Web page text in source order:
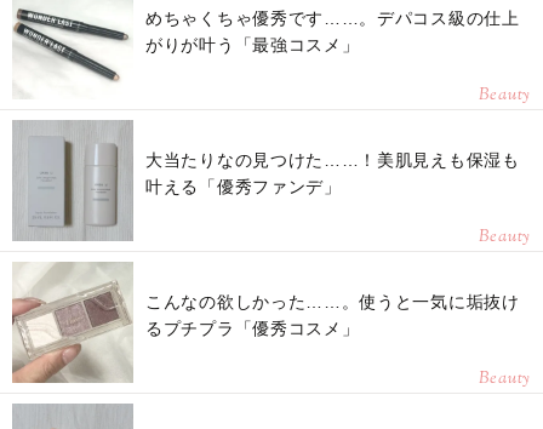
めちゃくちゃ優秀です……。デパコス級の仕上
がりが叶う「最強コスメ」
Beauty
大当たりなの見つけた……！美肌見えも保湿も
叶える「優秀ファンデ」
Beauty
こんなの欲しかった……。使うと一気に垢抜け
るプチプラ「優秀コスメ」
Beauty